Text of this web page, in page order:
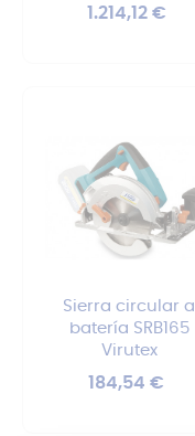
Precio
1.214,12 €
Sierra circular a
batería SRB165
Virutex
Precio
184,54 €